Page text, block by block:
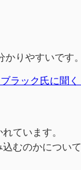
かりやすいです
ラック氏に聞く
ています。
むのかについ